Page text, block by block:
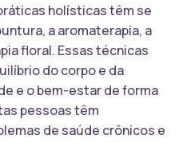
holísticas têm se
a aromaterapia, a
floral. Essas técnicas
do corpo e da
e o bem-estar de forma
pessoas têm
de saúde crônicos e